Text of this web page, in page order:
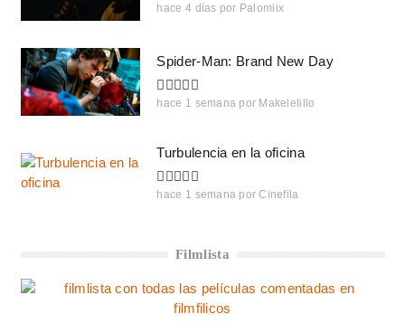
hace 4 días por Palomiix
Spider-Man: Brand New Day
hace 1 semana por Makelelillo
Turbulencia en la oficina
hace 1 semana por Cinefila
Filmlista